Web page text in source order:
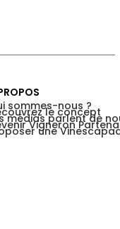
sommes-nous ?
le concept
médias parlent de
Vigneron
une